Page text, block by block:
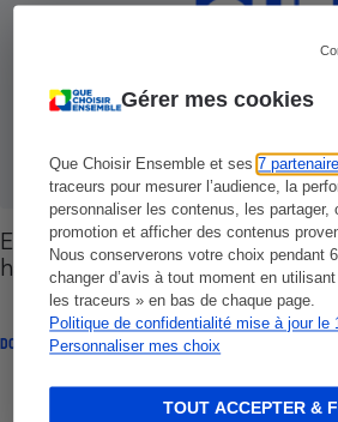
Gérer mes cookies
Que Choisir Ensemble et ses7
traceurs pour mesurer l’audience, la
personnaliser les contenus, les partager,
promotion et afficher des contenus
Nous conserverons votre choix pendant
changer d’avis à tout moment en
les traceurs » en bas de chaque page.
Politique de confidentialité mise à jour le
Personnaliser mes choix
TOUT ACCEPTER &
Euro 2016 de football - Le prix
hausse
DOSSIER